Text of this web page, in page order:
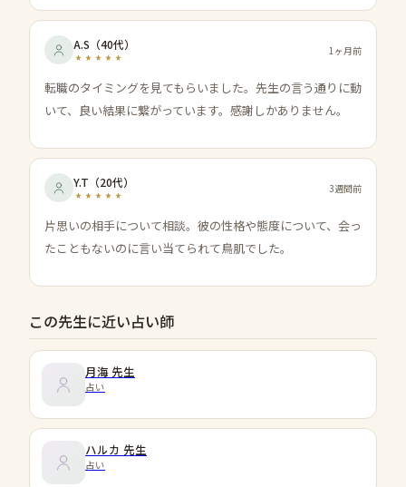
A.S （40代） 1ヶ月前
転職のタイミングを見てもらいました。先生の言う通りに動
いて、良い結果に繋がっています。感謝しかありません。
Y.T （20代） 3週間前
片思いの相手について相談。彼の性格や態度について、会っ
たこともないのに言い当てられて鳥肌でした。
この先生に近い占い師
月海 先生
占い
ハルカ 先生
占い